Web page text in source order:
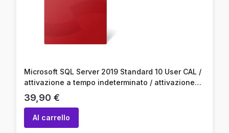
Microsoft SQL Server 2019 Standard 10 User CAL /
attivazione a tempo indeterminato / attivazione
online / codice prodotto
Prezzo
39,90 €
Al carrello